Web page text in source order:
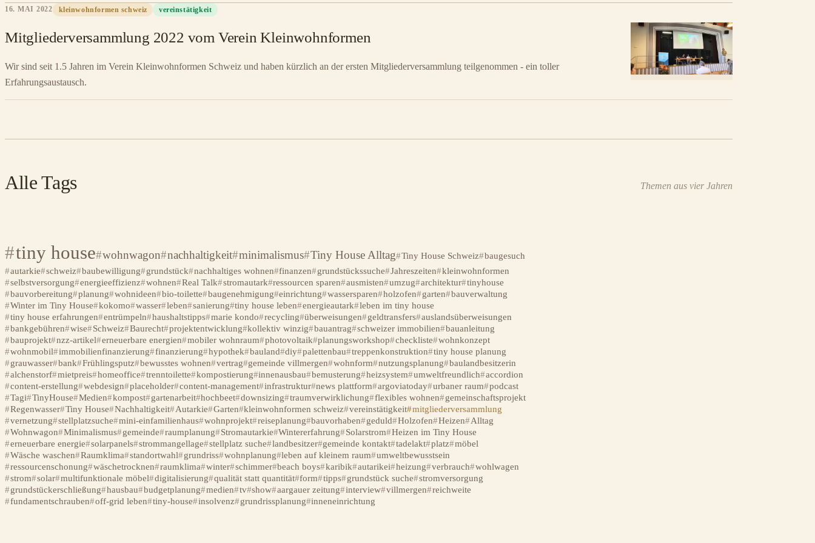
16. MAI 2022 kleinwohnformen schweiz vereinstätigkeit
Mitgliederversammlung 2022 vom Verein Kleinwohnformen
Wir sind seit 1.5 Jahren im Verein Kleinwohnformen Schweiz und haben kürzlich an der ersten Mitgliederversammlung teilgenommen - ein toller
Erfahrungsaustausch.
Alle Tags Themen aus vier Jahren
tiny house wohnwagon nachhaltigkeit minimalismus Tiny House Alltag Tiny House Schweiz baugesuch
autarkie schweiz baubewilligung grundstück nachhaltiges wohnen finanzen grundstückssuche Jahreszeiten kleinwohnformen
selbstversorgung energieeffizienz wohnen Real Talk stromautark ressourcen sparen ausmisten umzug architektur tinyhouse
bauvorbereitung planung wohnideen bio-toilette baugenehmigung einrichtung wassersparen holzofen garten bauverwaltung
Winter im Tiny House kokomo wasser leben sanierung tiny house leben energieautark leben im tiny house
tiny house erfahrungen entrümpeln haushaltstipps marie kondo recycling überweisungen geldtransfers auslandsüberweisungen
bankgebühren wise Schweiz Baurecht projektentwicklung kollektiv winzig bauantrag schweizer immobilien bauanleitung
bauprojekt nzz-artikel erneuerbare energien mobiler wohnraum photovoltaik planungsworkshop checkliste wohnkonzept
wohnmobil immobilienfinanzierung finanzierung hypothek bauland diy palettenbau treppenkonstruktion tiny house planung
grauwasser bank Frühlingsputz bewusstes wohnen vertrag gemeinde villmergen wohnform nutzungsplanung baulandbesitzerin
alchenstorf mietpreis homeoffice trenntoilette kompostierung innenausbau bemusterung heizsystem umweltfreundlich accordion
content-erstellung webdesign placeholder content-management infrastruktur news plattform argoviatoday urbaner raum podcast
Tagi TinyHouse Medien kompost gartenarbeit hochbeet downsizing traumverwirklichung flexibles wohnen gemeinschaftsprojekt
Regenwasser Tiny House Nachhaltigkeit Autarkie Garten kleinwohnformen schweiz vereinstätigkeit mitgliederversammlung
vernetzung stellplatzsuche mini-einfamilienhaus wohnprojekt reiseplanung bauvorhaben geduld Holzofen Heizen Alltag
Wohnwagon Minimalismus gemeinde raumplanung Stromautarkie Wintererfahrung Solarstrom Heizen im Tiny House
erneuerbare energie solarpanels strommangellage stellplatz suche landbesitzer gemeinde kontakt tadelakt platz möbel
Wäsche waschen Raumklima standortwahl grundriss wohnplanung leben auf kleinem raum umweltbewusstsein
ressourcenschonung wäschetrocknen raumklima winter schimmer beach boys karibik autarikei heizung verbrauch wohlwagen
strom solar multifunktionale möbel digitalisierung qualität statt quantität form tipps grundstück suche stromversorgung
grundstückerschließung hausbau budgetplanung medien tv show aargauer zeitung interview villmergen reichweite
fundamentschrauben off-grid leben tiny-house insolvenz grundrissplanung inneneinrichtung